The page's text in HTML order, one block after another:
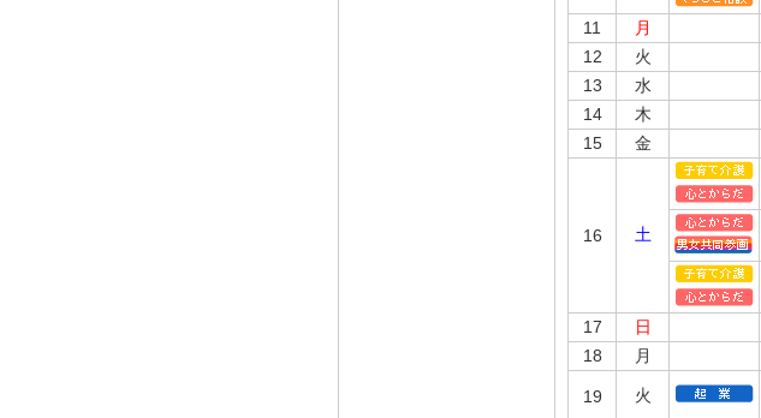
11
月
12
火
13
水
14
木
15
金
16 土
17
日
18
月
19 火